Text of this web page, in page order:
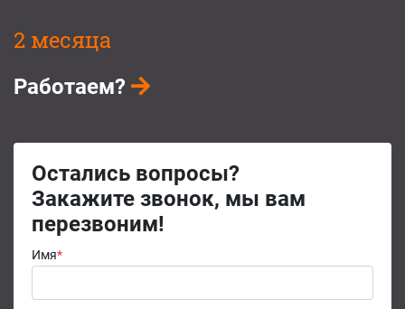
2 месяца
Работаем?
Остались вопросы?
Закажите звонок, мы вам
перезвоним!
Имя*